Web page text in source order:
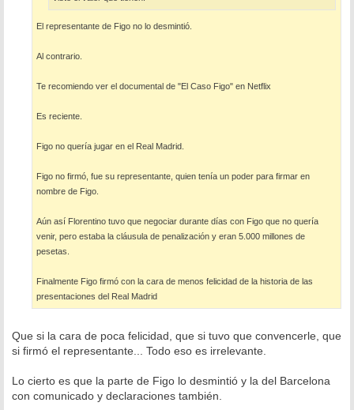
El representante de Figo no lo desmintió.
Al contrario.
Te recomiendo ver el documental de "El Caso Figo" en Netflix
Es reciente.
Figo no quería jugar en el Real Madrid.
Figo no firmó, fue su representante, quien tenía un poder para firmar en
nombre de Figo.
Aún así Florentino tuvo que negociar durante días con Figo que no quería
venir, pero estaba la cláusula de penalización y eran 5.000 millones de
pesetas.
Finalmente Figo firmó con la cara de menos felicidad de la historia de las
presentaciones del Real Madrid
Que si la cara de poca felicidad, que si tuvo que convencerle, que
si firmó el representante... Todo eso es irrelevante.
Lo cierto es que la parte de Figo lo desmintió y la del Barcelona
con comunicado y declaraciones también.